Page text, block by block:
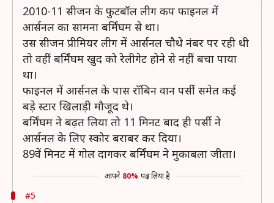
2010-11 सीजन के फुटबॉल लीग कप फाइनल में
आर्सनल का सामना बर्मिंघम से था।
उस सीजन प्रीमियर लीग में आर्सनल चौथे नंबर पर रही थी
तो वहीं बर्मिंघम खुद को रेलीगेट होने से नहीं बचा पाया
था।
फाइनल में आर्सनल के पास रॉबिन वान पर्सी समेत कई
बड़े स्टार खिलाड़ी मौजूद थे।
बर्मिंघम ने बढ़त लिया तो 11 मिनट बाद ही पर्सी ने
आर्सनल के लिए स्कोर बराबर कर दिया।
89वें मिनट में गोल दागकर बर्मिंघम ने मुकाबला जीता।
आपने 80% पढ़ लिया है
#5